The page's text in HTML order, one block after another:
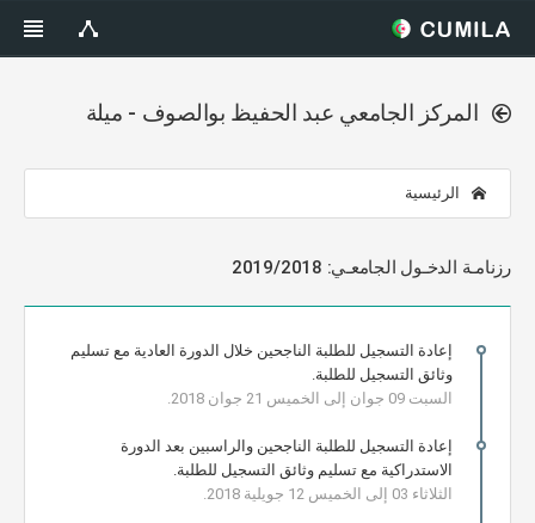
المركز الجامعي عبد الحفيظ بوالصوف - ميلة
الرئيسية
رزنامـة الدخـول الجامعـي: 2019/2018
إعادة التسجيل للطلبة الناجحين خلال الدورة العادية مع تسليم
وثائق التسجيل للطلبة.
السبت 09 جوان إلى الخميس 21 جوان 2018.
إعادة التسجيل للطلبة الناجحين والراسبين بعد الدورة
الاستدراكية مع تسليم وثائق التسجيل للطلبة.
الثلاثاء 03 إلى الخميس 12 جويلية 2018.